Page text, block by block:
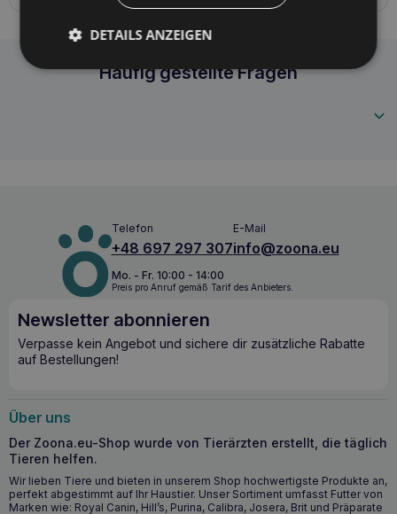
Amiplay verstellbare Leine 8in1 Samba S
Häufig gestellte Fragen
Telefon
+48 697 297 307
E-Mail
info@zoona.eu
Mo. - Fr. 10:00 - 14:00
Preis pro Anruf gemäß Tarif des Anbieters.
Newsletter abonnieren
Verpasse kein Angebot und sichere dir zusätzliche Rabatte
auf Bestellungen!
Über uns
Der Zoona.eu-Shop wurde von Tierärzten erstellt, die täglich
Tieren helfen.
Wir lieben Tiere und bieten in unserem Shop hochwertigste Produkte an,
perfekt abgestimmt auf Ihr Haustier. Unser Sortiment umfasst Futter von
Marken wie: Royal Canin, Hill’s, Purina, Calibra, Josera, Brit und Präparate
DETAILS ANZEIGEN